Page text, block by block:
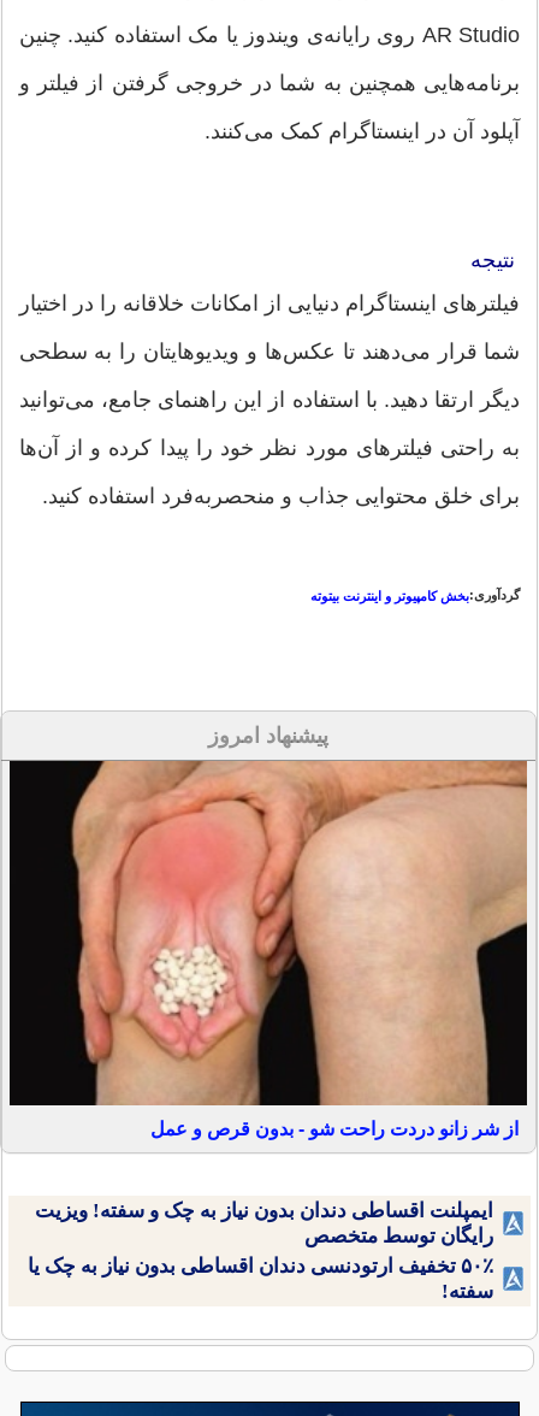
AR Studio روی رایانه‌ی ویندوز یا مک استفاده کنید. چنین
برنامه‌هایی همچنین به شما در خروجی گرفتن از فیلتر و
آپلود آن در اینستاگرام کمک می‌کنند.
نتیجه
فیلترهای اینستاگرام دنیایی از امکانات خلاقانه را در اختیار
شما قرار می‌دهند تا عکس‌ها و ویدیوهایتان را به سطحی
دیگر ارتقا دهید. با استفاده از این راهنمای جامع، می‌توانید
به راحتی فیلترهای مورد نظر خود را پیدا کرده و از آن‌ها
برای خلق محتوایی جذاب و منحصربه‌فرد استفاده کنید.
گردآوری:بخش کامپیوتر و اینترنت بیتوته
پیشنهاد امروز
از شر زانو دردت راحت شو - بدون قرص و عمل
ایمپلنت اقساطی دندان بدون نیاز به چک و سفته! ویزیت
رایگان توسط متخصص
۵۰٪ تخفیف ارتودنسی دندان اقساطی بدون نیاز به چک یا
سفته!